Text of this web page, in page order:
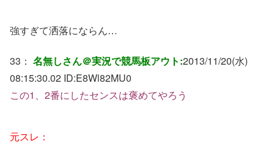
強すぎて洒落にならん…
33： 名無しさん＠実況で競馬板アウト:2013/11/20(水)
08:15:30.02 ID:E8Wl82MU0
この1、2番にしたセンスは褒めてやろう
元スレ：